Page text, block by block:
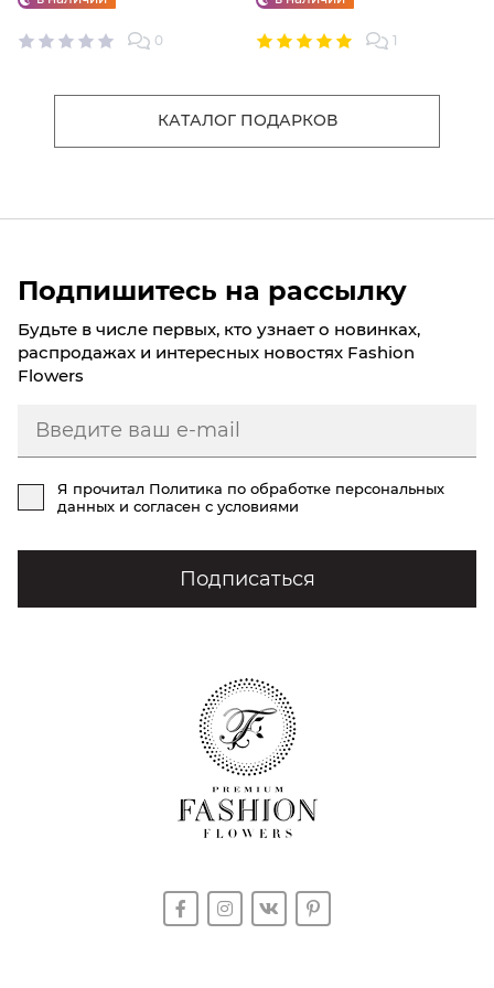
0 1
КАТАЛОГ ПОДАРКОВ
Подпишитесь на рассылку
Будьте в числе первых, кто узнает о новинках,
распродажах и интересных новостях Fashion
Flowers
Я прочитал Политика по обработке персональных
данных и согласен с условиями
Подписаться